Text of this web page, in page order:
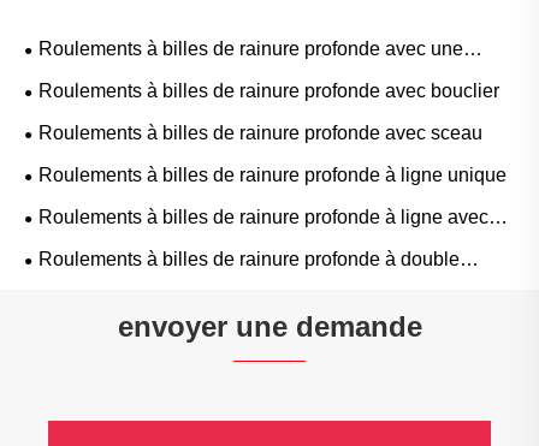
Roulements à billes de rainure profonde avec une
rainure à anneau
Roulements à billes de rainure profonde avec bouclier
Roulements à billes de rainure profonde avec sceau
Roulements à billes de rainure profonde à ligne unique
Roulements à billes de rainure profonde à ligne avec
des emplacements de remplissage
Roulements à billes de rainure profonde à double
envoyer une demande